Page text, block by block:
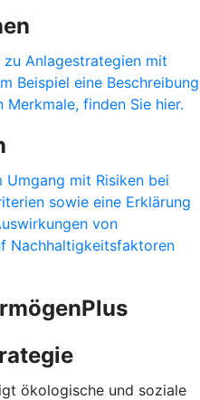
Anlagestrategien mit
Beispiel eine Beschreibung
finden Sie hier.
mit Risiken bei
sowie eine Erklärung
von
Nachhaltigkeitsfaktoren
ökologische und soziale